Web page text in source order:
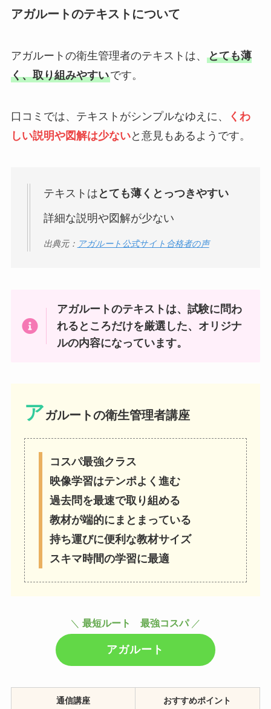
アガルートのテキストについて
アガルートの衛生管理者のテキストは、 とても薄
く、取り組みやすいです。
口コミでは、テキストがシンプルなゆえに、
くわ
しい説明や図解は少ないと意見もあるようです。
テキストは とても薄くとっつきやすい
詳細な説明や図解が少ない
出典元： アガルート公式サイト合格者の声
アガルートのテキストは、試験に問わ
れるところだけを厳選した、オリジナ
ルの内容になっています。
アガルートの衛生管理者講座
コスパ最強クラス
映像学習はテンポよく進む
過去問を最速で取り組める
教材が端的にまとまっている
持ち運びに便利な教材サイズ
スキマ時間の学習に最適
＼ 最短ルート 最強コスパ／
アガルート
通信講座 おすすめポイント